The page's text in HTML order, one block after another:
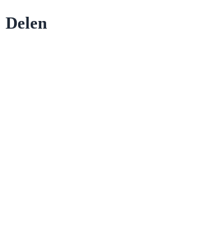
Delen